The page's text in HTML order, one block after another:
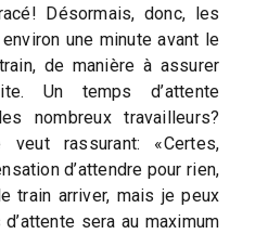
Désormais, donc, les
une minute avant le
de manière à assurer
Un temps d’attente
nombreux travailleurs?
veut rassurant: «Certes,
d’attendre pour rien,
train arriver, mais je peux
sera au maximum